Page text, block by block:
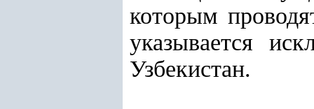
которым
указывается
Узбекистан.